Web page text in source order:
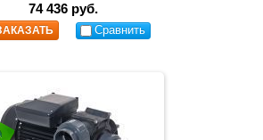
74 436 руб.
Сравнить